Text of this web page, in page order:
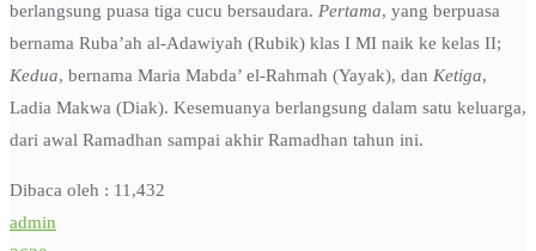
berlangsung puasa tiga cucu bersaudara. Pertama, yang berpuasa
bernama Ruba’ah al-Adawiyah (Rubik) klas I MI naik ke kelas II;
Kedua, bernama Maria Mabda’ el-Rahmah (Yayak), dan Ketiga,
Ladia Makwa (Diak). Kesemuanya berlangsung dalam satu keluarga,
dari awal Ramadhan sampai akhir Ramadhan tahun ini.
Dibaca oleh : 11,432
admin